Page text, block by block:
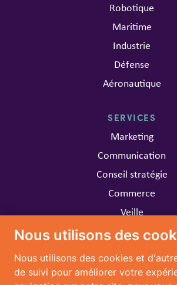
Nous utilisons des
Nous utilisons des cookies et
de suivi pour améliorer votre
Robotique
Maritime
Industrie
Défense
Aéronautique
SERVICES
Marketing
Communication
Conseil stratégie
Commerce
Veille
Travailler chez